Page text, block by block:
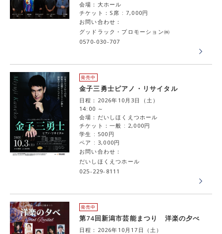
会場：大ホール
チケット：S席 : 7,000円
お問い合わせ：
グッドラック・プロモーション㈱
0570-030-707
発売中
金子三勇士ピアノ・リサイタル
日程：2026年10月3日（土）
14:00 ～
会場：だいしほくえつホール
チケット：一般 : 2,000円
学生 : 500円
ペア : 3,000円
お問い合わせ：
だいしほくえつホール
025-229-8111
発売中
第74回新潟市芸能まつり 洋楽の夕べ
日程：2026年10月17日（土）